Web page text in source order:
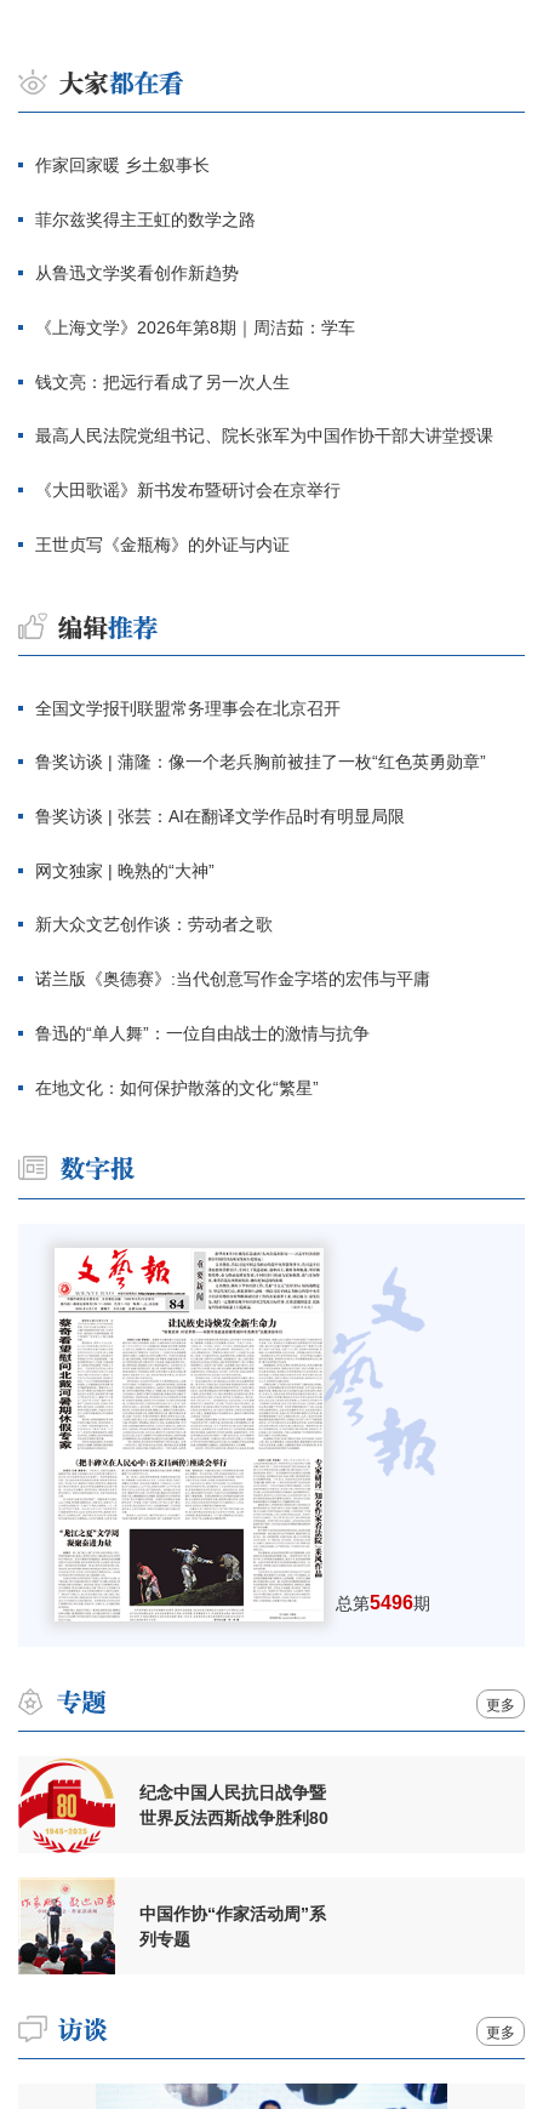
作家回家暖 乡土叙事长
菲尔兹奖得主王虹的数学之路
从鲁迅文学奖看创作新趋势
《上海文学》2026年第8期｜周洁茹：学车
钱文亮：把远行看成了另一次人生
最高人民法院党组书记、院长张军为中国作协干部大讲堂授课
《大田歌谣》新书发布暨研讨会在京举行
王世贞写《金瓶梅》的外证与内证
全国文学报刊联盟常务理事会在北京召开
鲁奖访谈 | 蒲隆：像一个老兵胸前被挂了一枚“红色英勇勋章”
鲁奖访谈 | 张芸：AI在翻译文学作品时有明显局限
网文独家 | 晚熟的“大神”
新大众文艺创作谈：劳动者之歌
诺兰版《奥德赛》:当代创意写作金字塔的宏伟与平庸
鲁迅的“单人舞”：一位自由战士的激情与抗争
在地文化：如何保护散落的文化“繁星”
总第5496期
更多
纪念中国人民抗日战争暨
世界反法西斯战争胜利80
中国作协“作家活动周”系
列专题
更多